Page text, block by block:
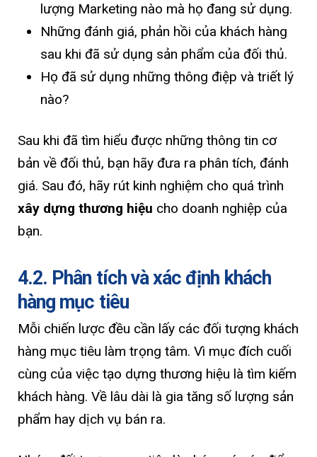
lượng Marketing nào mà họ đang sử dụng.
Những đánh giá, phản hồi của khách hàng
sau khi đã sử dụng sản phẩm của đối thủ.
Họ đã sử dụng những thông điệp và triết lý
nào?
Sau khi đã tìm hiểu được những thông tin cơ
bản về đối thủ, bạn hãy đưa ra phân tích, đánh
giá. Sau đó, hãy rút kinh nghiệm cho quá trình
xây dựng thương hiệu cho doanh nghiệp của
bạn.
4.2. Phân tích và xác định khách
hàng mục tiêu
Mỗi chiến lược đều cần lấy các đối tượng khách
hàng mục tiêu làm trọng tâm. Vì mục đích cuối
cùng của việc tạo dựng thương hiệu là tìm kiếm
khách hàng. Về lâu dài là gia tăng số lượng sản
phẩm hay dịch vụ bán ra.